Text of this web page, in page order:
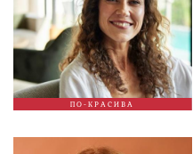
ПО-КРАСИВА